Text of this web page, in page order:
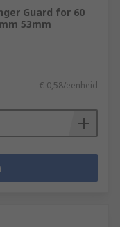
Guard for 60
53mm
€ 0,58/eenheid